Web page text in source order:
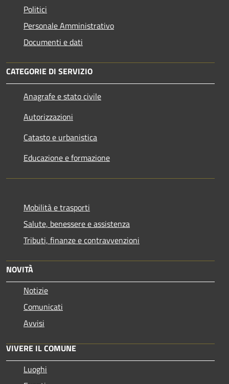
Politici
Personale Amministrativo
Documenti e dati
CATEGORIE DI SERVIZIO
Anagrafe e stato civile
Autorizzazioni
Catasto e urbanistica
Educazione e formazione
Mobilità e trasporti
Salute, benessere e assistenza
Tributi, finanze e contravvenzioni
NOVITÀ
Notizie
Comunicati
Avvisi
VIVERE IL COMUNE
Luoghi